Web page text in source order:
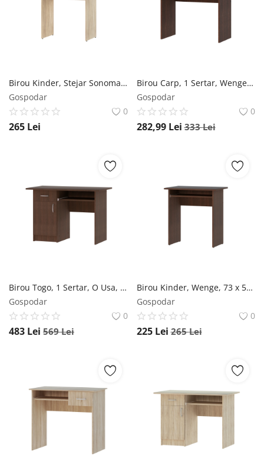
Birou Kinder, Stejar Sonoma, 73 x 50 x 75 cm
Gospodar
0
265 Lei
Birou Carp, 1 Sertar, Wenge, 85 x 50 x 75 cm
Gospodar
0
282,99 Lei 333Lei
Birou Togo, 1 Sertar, O Usa, Wenge, 110 x 60 x 75 cm
Gospodar
0
483 Lei 569Lei
Birou Kinder, Wenge, 73 x 50 x 75 cm
Gospodar
0
225 Lei 265Lei